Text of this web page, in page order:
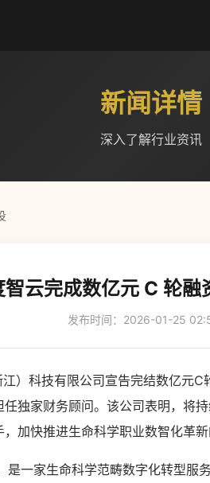
新闻详情
深入了解行业资讯
智云完成数亿元 C 轮融
发布时间：2026-01-25
）科技有限公司宣告完结数亿元
独家财务顾问。该公司表明，将
加快推进生命科学职业数智化革新
是一家生命科学范畴数字化转型服